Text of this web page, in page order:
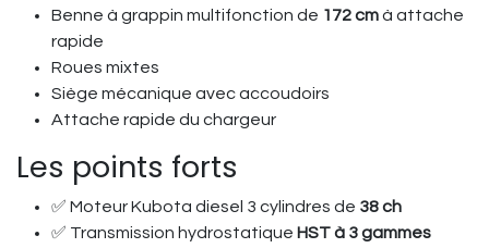
Benne à grappin multifonction de 172 cmà attache
rapide
Roues mixtes
Siège mécanique avec accoudoirs
Attache rapide du chargeur
Les points forts
✅ Moteur Kubota diesel 3 cylindres de 38 ch
✅ Transmission hydrostatique HST à 3 gammes